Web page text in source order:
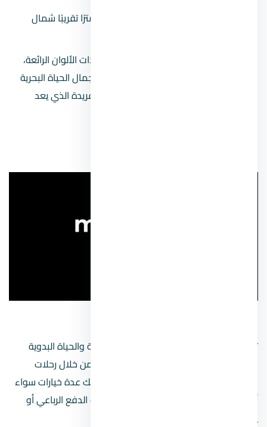
يقع الوادي الملون على بعد 177 كيلو مترًا تقريبًا شمال
يحتوي على الشعاب المرجانية الصخرية ذات الألوان الرائعة،
كما يوجد به مكان للغوص للاستمتاع بجمال الحياة البحرية
تحت الماء، فهو من الأماكن النادرة والفريدة الذي يعد
تتمتع هذه الصحراء بالطبيعة الجبلية المذهلة والحياة البدوية
المميزة، ويمكنك قضاء أفضل الأوقات بها من خلال رحلات
السفاري التي تقيمها بعض الشركات لتقدم لك عدة خيارات سواء
أردت التجول بالسيارة أو الدراجات البخارية ذات الدفع الرباعي أو
يمكنك التجول بالسير على الأقدام.